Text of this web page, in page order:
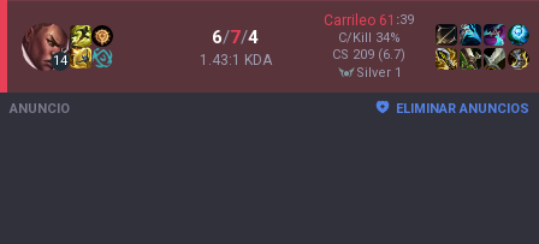
14
6/7/4
1.43:1 KDA
Carrileo 61 :39
C/Kill 34%
CS 209 (6.7)
silver 1
ANUNCIO ELIMINAR ANUNCIOS